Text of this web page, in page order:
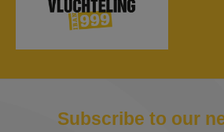
Subscribe to our